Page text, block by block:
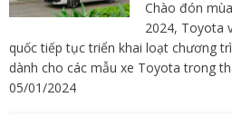
Chào đón
2024, Toyota
quốc tiếp tục triển khai loạt chương
dành cho các mẫu xe Toyota trong
05/01/2024